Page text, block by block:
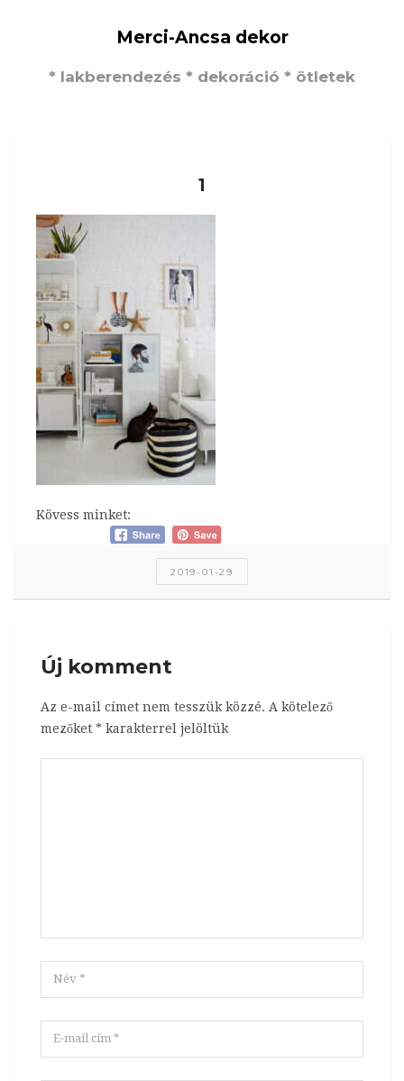
Merci-Ancsa dekor
* lakberendezés * dekoráció * ötletek
1
Kövess minket:
2019-01-29
Új komment
Az e-mail címet nem tesszük közzé. A kötelező
mezőket * karakterrel jelöltük